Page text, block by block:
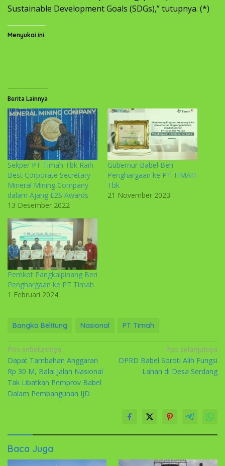
Sustainable Development Goals (SDGs),” tutupnya. (*)
Menyukai ini:
Berita Lainnya
Sekper PT Timah Tbk Raih
Best Corporate Secretary
Mineral Mining Company
dalam Ajang E2S Awards
13 Desember 2022
Gubernur Babel Beri
Penghargaan ke PT TIMAH
Tbk
21 November 2023
Pemkot Pangkalpinang Beri
Penghargaan ke PT Timah
1 Februari 2024
Bangka Belitung Nasional PT Timah
Navigasi
pos
Pos sebelumnya
Dapat Tambahan Anggaran
Rp 30 M, Balai Jalan Nasional
Tak Libatkan Pemprov Babel
Dalam Pembangunan IJD
Pos selanjutnya
DPRD Babel Soroti Alih Fungsi
Lahan di Desa Serdang
Baca Juga